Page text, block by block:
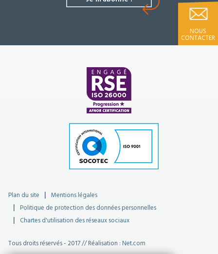
NOUS
CONTACTER
Plan du site
Mentions légales
Politique de protection des données personnelles
Chartes d'utilisation des réseaux sociaux
Tous droits réservés - 2017 // Réalisation : Net.com